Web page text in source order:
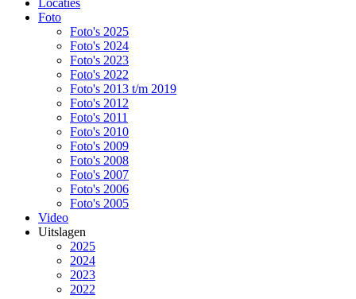
Foto
Foto's 2025
Foto's 2024
Foto's 2023
Foto's 2022
Foto's 2013 t/m 2019
Foto's 2012
Foto's 2011
Foto's 2010
Foto's 2009
Foto's 2008
Foto's 2007
Foto's 2006
Foto's 2005
Video
Uitslagen
2025
2024
2023
2022